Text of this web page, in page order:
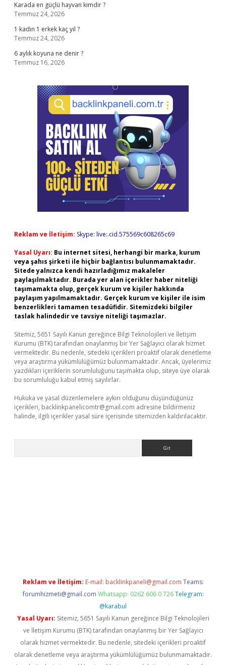
Karada en güçlü hayvan kimdir ?
Temmuz 24, 2026
1 kadın 1 erkek kaç yıl ?
Temmuz 24, 2026
6 aylık koyuna ne denir ?
Temmuz 16, 2026
Reklam ve İletişim: Skype: live:.cid.575569c608265c69
Yasal Uyarı: Bu internet sitesi, herhangi bir marka, kurum
veya şahıs şirketi ile hiçbir bağlantısı bulunmamaktadır.
Sitede yalnızca kendi hazırladığımız makaleler
paylaşılmaktadır. Burada yer alan içerikler haber niteliği
taşımamakta olup, gerçek kurum ve kişiler hakkında
paylaşım yapılmamaktadır. Gerçek kurum ve kişiler ile isim
benzerlikleri tamamen tesadüfidir. Sitemizdeki bilgiler
taslak halindedir ve tavsiye niteliği taşımazlar.
Sitemiz, 5651 Sayılı Kanun gereğince Bilgi Teknolojileri ve İletişim
Kurumu (BTK) tarafından onaylanmış bir Yer Sağlayıcı olarak hizmet
vermektedir. Bu nedenle, sitedeki içerikleri proaktif olarak denetleme
veya araştırma yükümlülüğümüz bulunmamaktadır. Ancak, üyelerimiz
yazdıkları içeriklerin sorumluluğunu taşımakta olup, siteye üye olarak
bu sorumluluğu kabul etmiş sayılırlar.
Hukuka ve yasal düzenlemelere aykırı olduğunu düşündüğünüz
içerikleri, backlinkpanelicomtr@gmail.com adresine bildirmeniz
halinde, ilgili içerikler yasal süre içerisinde sitemizden kaldırılacaktır.
Reklam ve İletişim: E-mail: backlinkpaneli@gmail.com Teams:
forumhizmeti@gmail.com Whatsapp: 0262 606 0 726 Telegram:
@karabul
Yasal Uyarı: Sitemiz, 5651 Sayılı Kanun gereğince Bilgi Teknolojileri
ve İletişim Kurumu (BTK) tarafından onaylanmış bir Yer Sağlayıcı
olarak hizmet vermektedir. Bu nedenle, sitedeki içerikleri proaktif
olarak denetleme veya araştırma yükümlülüğümüz bulunmamaktadır.